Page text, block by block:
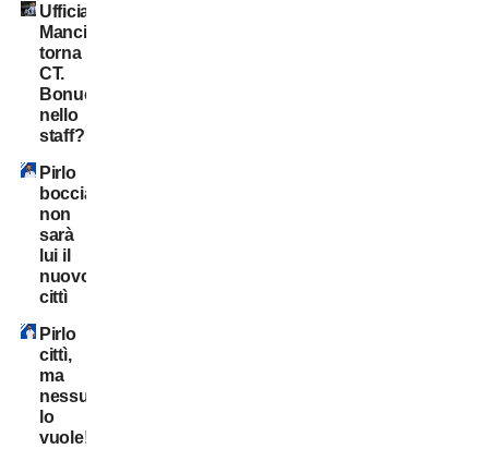
Ufficiale:
Mancini
torna
CT.
Bonucci
nello
staff?
Pirlo
bocciato:
non
sarà
lui il
nuovo
cittì
Pirlo
cittì,
ma
nessuno
lo
vuole!